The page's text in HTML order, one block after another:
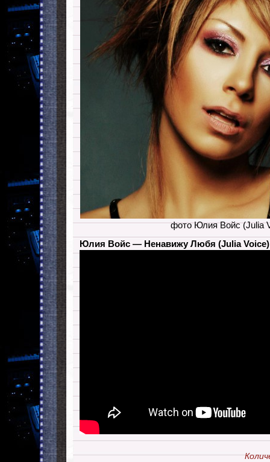
фото Юлия Войс (Julia
Юлия Войс — Ненавижу Любя (Julia Voice)